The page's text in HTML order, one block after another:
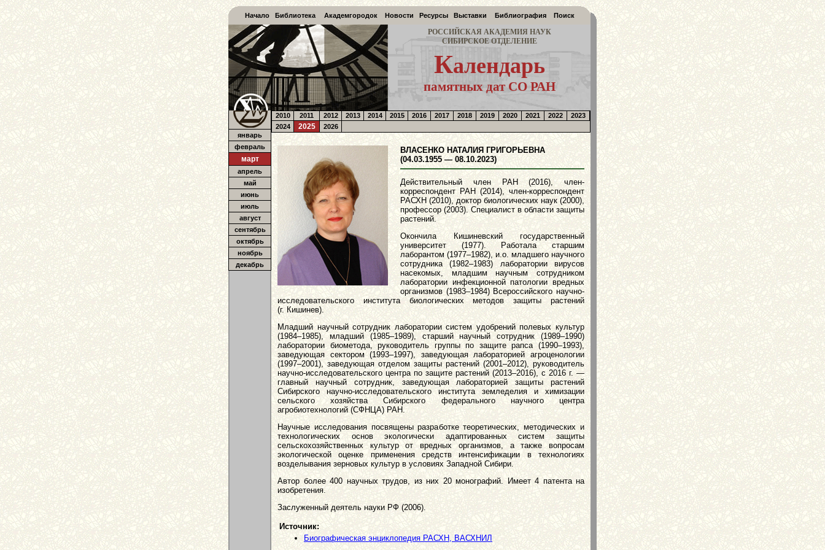
Начало Библиотека Академгородок Новости Ресурсы Выставки Библиография Поиск
РОССИЙСКАЯ АКАДЕМИЯ НАУК
СИБИРСКОЕ ОТДЕЛЕНИЕ
Календарь
памятных дат СО РАН
январь
февраль
март
апрель
май
июнь
июль
август
сентябрь
октябрь
ноябрь
декабрь
2010 2011 2012 2013 2014 2015 2016 2017 2018 2019 2020 2021 2022
2023
2024
2025 2026
ВЛАСЕНКО НАТАЛИЯ ГРИГОРЬЕВНА
(04.03.1955 — 08.10.2023)
Действительный член РАН (2016), член-
корреспондент РАН (2014), член-корреспондент
РАСХН (2010), доктор биологических наук (2000),
профессор (2003). Специалист в области защиты
растений.
Окончила Кишиневский государственный
университет (1977). Работала старшим
лаборантом (1977–1982), и.о. младшего научного
сотрудника (1982–1983) лаборатории вирусов
насекомых, младшим научным сотрудником
лаборатории инфекционной патологии вредных
организмов (1983–1984) Всероссийского научно-
исследовательского института биологических методов защиты растений
(г. Кишинев).
Младший научный сотрудник лаборатории систем удобрений полевых культур
(1984–1985), младший (1985–1989), старший научный сотрудник (1989–1990)
лаборатории биометода, руководитель группы по защите рапса (1990–1993),
заведующая сектором (1993–1997), заведующая лабораторией агроценологии
(1997–2001), заведующая отделом защиты растений (2001–2012), руководитель
научно-исследовательского центра по защите растений (2013–2016), с 2016 г. —
главный научный сотрудник, заведующая лабораторией защиты растений
Сибирского научно-исследовательского института земледелия и химизации
сельского хозяйства Сибирского федерального научного центра
агробиотехнологий (СФНЦА) РАН.
Научные исследования посвящены разработке теоретических, методических и
технологических основ экологически адаптированных систем защиты
сельскохозяйственных культур от вредных организмов, а также вопросам
экологической оценке применения средств интенсификации в технологиях
возделывания зерновых культур в условиях Западной Сибири.
Автор более 400 научных трудов, из них 20 монографий. Имеет 4 патента на
изобретения.
Заслуженный деятель науки РФ (2006).
Источник:
Биографическая энциклопедия РАСХН, ВАСХНИЛ